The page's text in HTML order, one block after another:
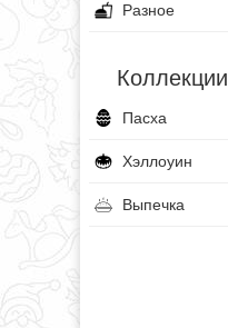
Разное
Коллекции
Пасха
Хэллоуин
Выпечка